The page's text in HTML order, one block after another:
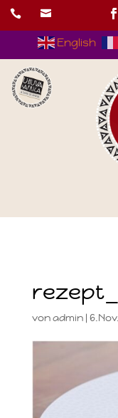
 
English
vonadmin|